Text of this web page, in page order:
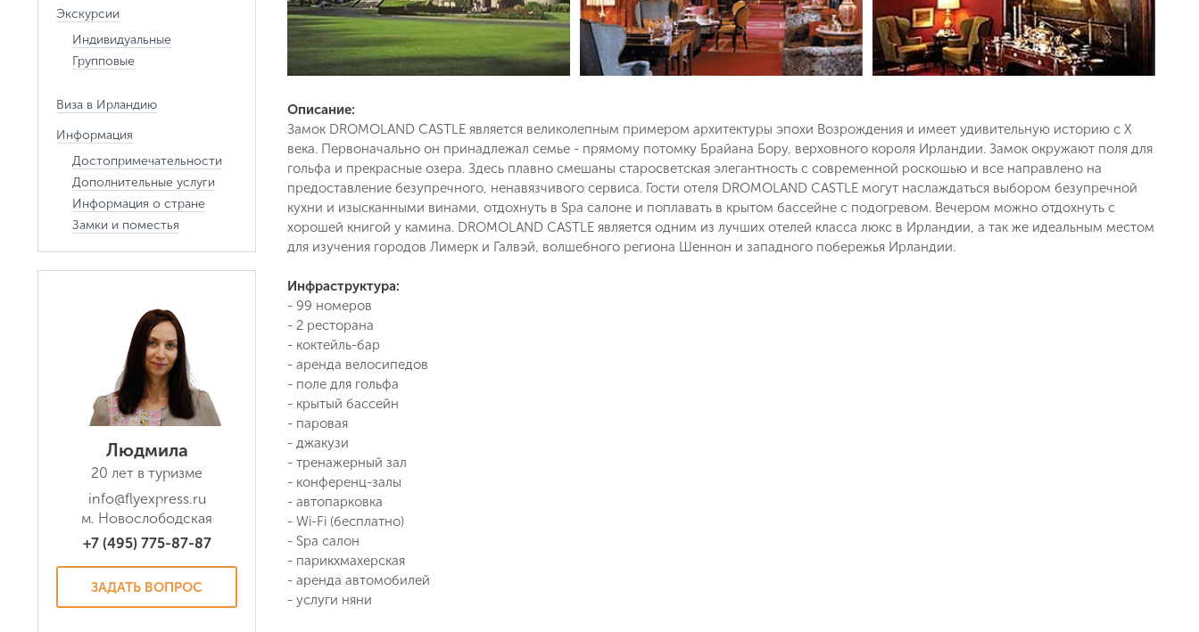
Экскурсии
Индивидуальные
Групповые
Виза в Ирландию
Информация
Достопримечательности
Дополнительные услуги
Информация о стране
Замки и поместья
Людмила
20 лет в туризме
info@flyexpress.ru
м. Новослободская
+7 (495) 775-87-87
ЗАДАТЬ ВОПРОС
Описание:
Замок DROMOLAND CASTLE является великолепным примером архитектуры эпохи Возрождения и имеет удивительную историю с X
века. Первоначально он принадлежал семье - прямому потомку Брайана Бору, верховного короля Ирландии. Замок окружают поля для
гольфа и прекрасные озера. Здесь плавно смешаны старосветская элегантность с современной роскошью и все направлено на
предоставление безупречного, ненавязчивого сервиса. Гости отеля DROMOLAND CASTLE могут наслаждаться выбором безупречной
кухни и изысканными винами, отдохнуть в Spa салоне и поплавать в крытом бассейне с подогревом. Вечером можно отдохнуть с
хорошей книгой у камина. DROMOLAND CASTLE является одним из лучших отелей класса люкс в Ирландии, а так же идеальным местом
для изучения городов Лимерк и Галвэй, волшебного региона Шеннон и западного побережья Ирландии.
Инфраструктура:
- 99 номеров
- 2 ресторана
- коктейль-бар
- аренда велосипедов
- поле для гольфа
- крытый бассейн
- паровая
- джакузи
- тренажерный зал
- конференц-залы
- автопарковка
- Wi-Fi (бесплатно)
- Spa салон
- парикхмахерская
- аренда автомобилей
- услуги няни